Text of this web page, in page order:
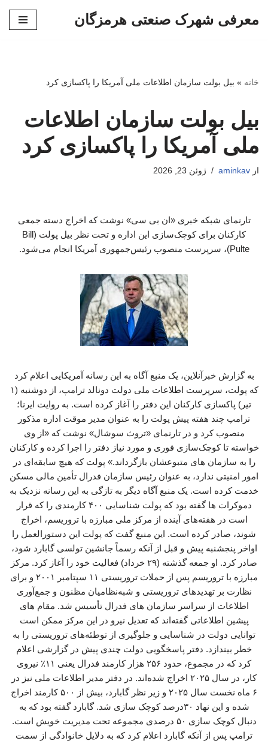
معرفی شهرک صنعتی هرمزگان
خانه » بیل بولت سازمان اطلاعات ملی آمریکا را پاکسازی کرد
بیل بولت سازمان اطلاعات
ملی آمریکا را پاکسازی کرد
از aminkav ژوئن 23, 2026
تارنمای شبکه خبری «ان بی سی» نوشت که اخراج‌ دسته جمعی
کارکنان برای کوچک‌سازی این اداره و تحت نظر بیل پولت (Bill
Pulte)، سرپرست منصوب رئیس‌جمهوری آمریکا انجام می‌شود.
به گزارش خبرآنلاین، یک منبع آگاه به این رسانه آمریکایی اعلام کرد
که پولت، سرپرست اطلاعات ملی دولت دونالد ترامپ، از دوشنبه (۱
تیر) پاکسازی کارکنان این دفتر را آغاز کرده است. به روایت ایرنا؛
ترامپ چند هفته پیش پولت را به عنوان مدیر موقت اداره مذکور
منصوب کرد و در تارنمای «تروث سوشال» نوشت که «از وی
خواسته تا کوچک‌سازی فوری و مورد نیاز دفتر را اجرا کرده و کارکنان
را به سازمان های متبوعشان بازگرداند.» پولت که هیچ سابقه‌ای در
امور امنیتی ندارد، به عنوان رئیس سازمان فدرال تأمین مالی مسکن
خدمت کرده است. یک منبع آگاه دیگر به تازگی به این رسانه نزدیک به
دموکرات ها گفته بود که پولت شناسایی ۴۰۰ کارمندی را که قرار
است در هفته‌های آینده از مرکز ملی مبارزه با تروریسم، اخراج
شوند، صادر کرده است. این منبع گفت که پولت این دستورالعمل را
اواخر پنجشنبه پیش و قبل از آنکه رسماً جانشین تولسی گابارد شود،
صادر کرد. او جمعه گذشته (۲۹ خرداد) فعالیت خود را آغاز کرد. مرکز
مبارزه با تروریسم پس از حملات تروریستی ۱۱ سپتامبر ۲۰۰۱ و برای
نظارت بر تهدیدهای تروریستی و شبه‌نظامیان مظنون و جمع‌آوری
اطلاعات از سراسر سازمان های فدرال تأسیس شد. مقام های
پیشین اطلاعاتی گفته‌اند که تعدیل نیرو در این مرکز ممکن است
توانایی دولت در شناسایی و جلوگیری از توطئه‌های تروریستی را به
خطر بیندازد. دفتر پاسخگویی دولت چندی پیش در گزارشی اعلام
کرد که در مجموع، حدود ۲۵۶ هزار کارمند فدرال یعنی ۱۱٪ نیروی
کار، در سال ۲۰۲۵ اخراج شده‌اند. در دفتر مدیر اطلاعات ملی نیز در
۶ ماه نخست سال ۲۰۲۵ و زیر نظر گابارد، بیش از ۵۰۰ کارمند اخراج
شده و این نهاد ۳۰درصد کوچک سازی شد. گابارد گفته بود که به
دنبال کوچک سازی ۵۰ درصدی مجموعه تحت مدیریت خویش است.
ترامپ پس از آنکه گابارد اعلام کرد که به دلایل خانوادگی از سمت